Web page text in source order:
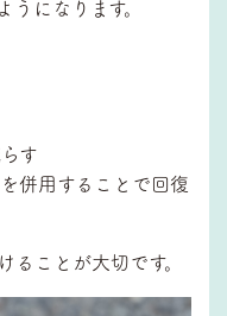
になります。
す
併用することで回復
ることが大切です。